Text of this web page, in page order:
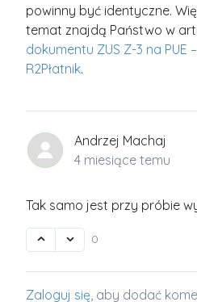
powinny być identyczne.
temat znajdą Państwo w
dokumentu ZUS Z-3 na
R2Płatnik.
Andrzej Machaj
4 miesiące temu
Tak samo jest przy próbie
0
Zaloguj się, aby dodać